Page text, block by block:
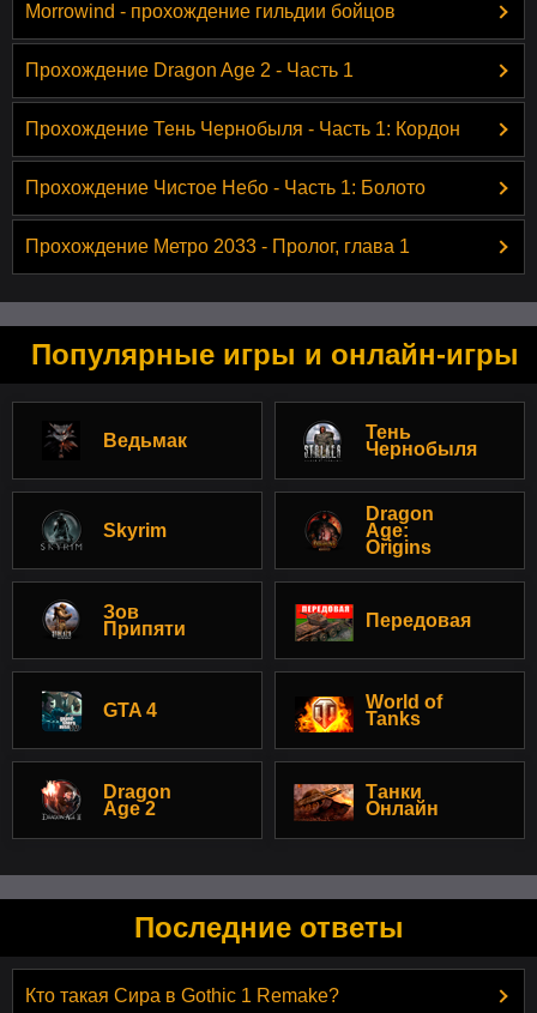
Morrowind - прохождение гильдии бойцов
Прохождение Dragon Age 2 - Часть 1
Прохождение Тень Чернобыля - Часть 1: Кордон
Прохождение Чистое Небо - Часть 1: Болото
Прохождение Метро 2033 - Пролог, глава 1
Популярные игры и онлайн-игры
Ведьмак
Тень
Чернобыля
Skyrim
Dragon
Age:
Origins
Зов
Припяти
Передовая
GTA 4
World of
Tanks
Dragon
Age 2
Танки
Онлайн
Последние ответы
Кто такая Сира в Gothic 1 Remake?